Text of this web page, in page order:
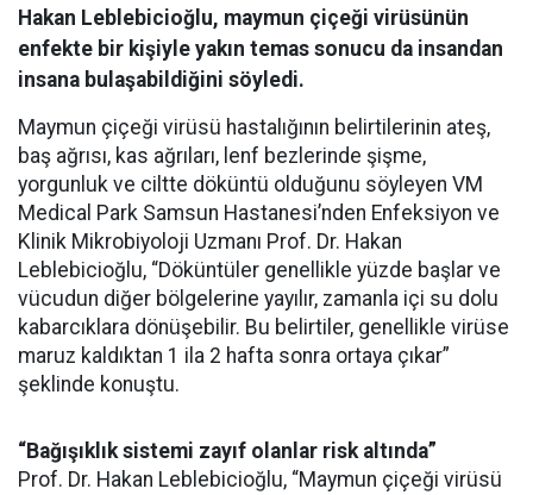
Hakan Leblebicioğlu, maymun çiçeği virüsünün
enfekte bir kişiyle yakın temas sonucu da insandan
insana bulaşabildiğini söyledi.
Maymun çiçeği virüsü hastalığının belirtilerinin ateş,
baş ağrısı, kas ağrıları, lenf bezlerinde şişme,
yorgunluk ve ciltte döküntü olduğunu söyleyen VM
Medical Park Samsun Hastanesi’nden Enfeksiyon ve
Klinik Mikrobiyoloji Uzmanı Prof. Dr. Hakan
Leblebicioğlu, “Döküntüler genellikle yüzde başlar ve
vücudun diğer bölgelerine yayılır, zamanla içi su dolu
kabarcıklara dönüşebilir. Bu belirtiler, genellikle virüse
maruz kaldıktan 1 ila 2 hafta sonra ortaya çıkar”
şeklinde konuştu.
“Bağışıklık sistemi zayıf olanlar risk altında”
Prof. Dr. Hakan Leblebicioğlu, “Maymun çiçeği virüsü